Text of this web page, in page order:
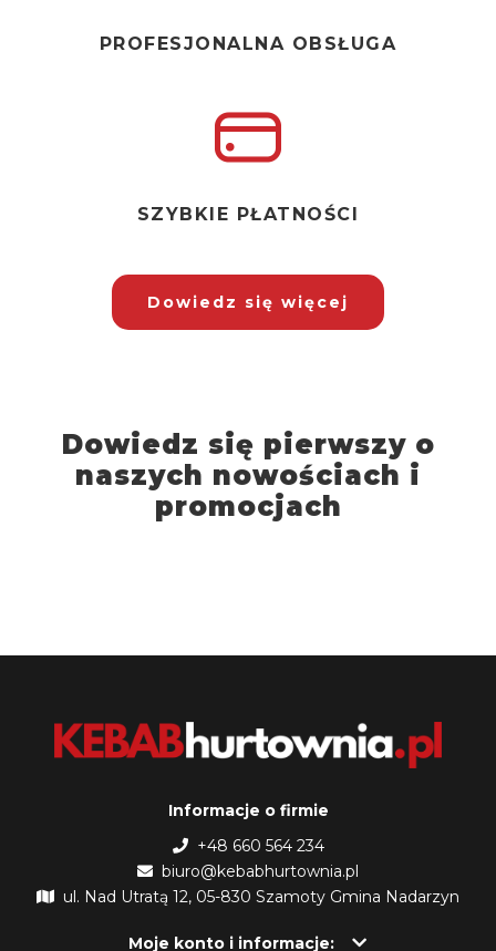
PROFESJONALNA OBSŁUGA
SZYBKIE PŁATNOŚCI
Dowiedz się więcej
Dowiedz się pierwszy o
naszych nowościach i
promocjach
Informacje o firmie
+48 660 564 234
biuro@kebabhurtownia.pl
ul. Nad Utratą 12, 05-830 Szamoty Gmina Nadarzyn
Moje konto i informacje: